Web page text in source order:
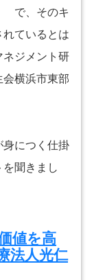
で、そのキ
ているとは
ネジメント研
横浜市東部
身につく仕掛
聞きまし
値を高
法人光仁